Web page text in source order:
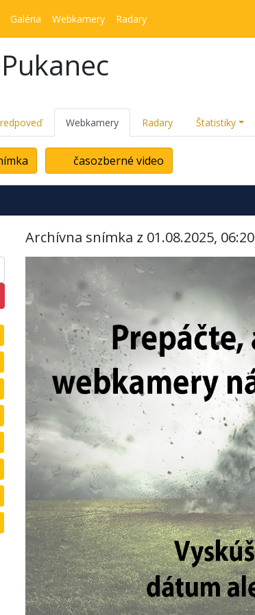
Galéria Webkamery Radary
Webkamery Radary Štatistiky
časozberné video
Archívna snímka z 01.08.2025, 06:20